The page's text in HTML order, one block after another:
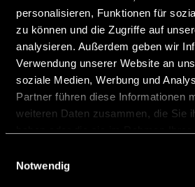
personalisieren, Funktionen für
zu können und die Zugriffe auf
analysieren. Außerdem geben wir
Verwendung unserer Website an
soziale Medien, Werbung und
Partner führen diese Informationen
weiteren Daten zusammen, die Sie
Notwendig